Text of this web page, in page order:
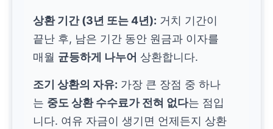
상환 기간 (3년 또는 4년): 거치 기간이
끝난 후, 남은 기간 동안 원금과 이자를
매월 균등하게 나누어 상환합니다.
조기 상환의 자유: 가장 큰 장점 중 하나
는 중도 상환 수수료가 전혀 없다는 점입
니다. 여유 자금이 생기면 언제든지 상환